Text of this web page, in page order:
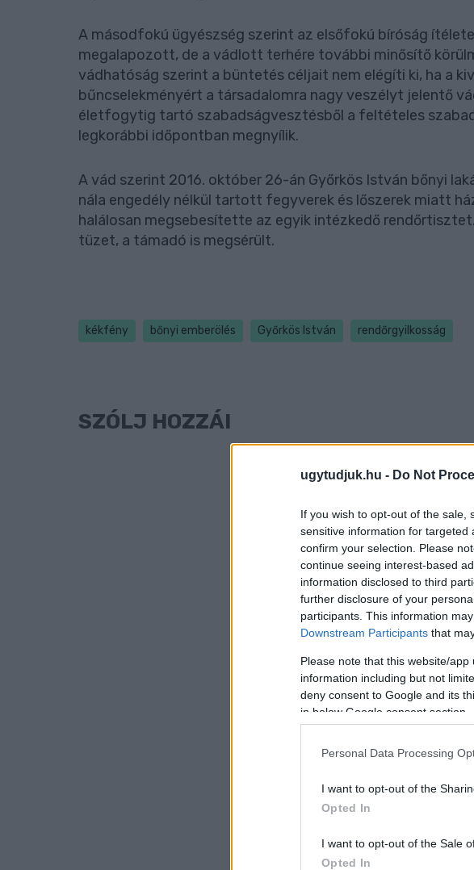
ugytudjuk.hu - Do Not
If you wish to opt-out of the sale,
sensitive information for targeted
confirm your selection. Please
continue seeing interest-based
information disclosed to third
further disclosure of your
participants. This information
Downstream Participants that
Please note that this website/
information including but not
deny consent to Google and its
in below Google consent section.
Personal Data Processing
I want to opt-out of the
Opted In
I want to opt-out of the Sale
Opted In
A másodfokú ügyészség szerint az elsőfokú bíróság
megalapozott, de a vádlott terhére további minősítő
vádhatóság szerint a büntetés céljait nem elégíti ki, ha a
bűncselekményért a társadalomra nagy veszélyt jelentő
életfogytig tartó szabadságvesztésből a feltételes
legkorábbi időpontban megnyílik.
A vád szerint 2016. október 26-án Győrkös István bőnyi
nála engedély nélkül tartott fegyverek és lőszerek miatt
halálosan megsebesítette az egyik intézkedő
tüzet, a támadó is megsérült.
kékfény bőnyi emberölés Győrkös István rendőrgyilkosság
SZÓLJ HOZZÁ!